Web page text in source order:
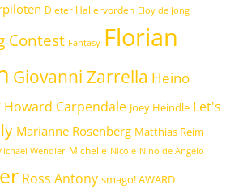
Dieter Hallervorden Eloy de Jong
Contest Fantasy Florian
Giovanni Zarrella Heino
Howard Carpendale Joey Heindle Let's
Marianne Rosenberg Matthias Reim
Wendler Michelle Nicole Nino de Angelo
Ross Antony smago! AWARD